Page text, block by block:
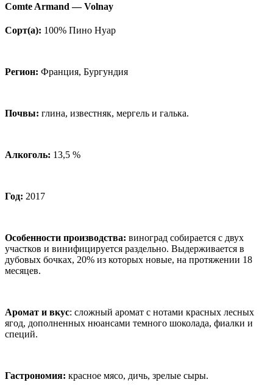
Comte Armand — Volnay
Сорт(а): 100% Пино Нуар
Регион: Франция, Бургундия
Почвы: глина, известняк, мергель и галька.
Алкоголь: 13,5 %
Год: 2017
Особенности производства: виноград собирается с двух
участков и винифицируется раздельно. Выдерживается в
дубовых бочках, 20% из которых новые, на протяжении 18
месяцев.
Аромат и вкус: сложный аромат с нотами красных лесных
ягод, дополненных нюансами темного шоколада, фиалки и
специй.
Гастрономия: красное мясо, дичь, зрелые сыры.